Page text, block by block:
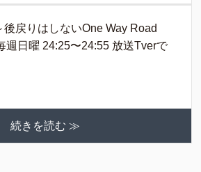
戻りはしないOne Way Road
週日曜 24:25〜24:55 放送Tverで
続きを読む ≫